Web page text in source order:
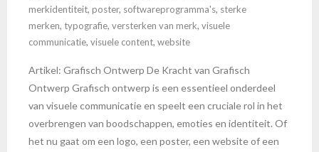
merkidentiteit, poster, softwareprogramma's, sterke
merken, typografie, versterken van merk, visuele
communicatie, visuele content, website
Artikel: Grafisch Ontwerp De Kracht van Grafisch
Ontwerp Grafisch ontwerp is een essentieel onderdeel
van visuele communicatie en speelt een cruciale rol in het
overbrengen van boodschappen, emoties en identiteit. Of
het nu gaat om een logo, een poster, een website of een